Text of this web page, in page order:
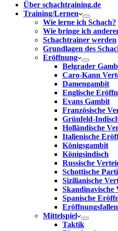
Über schachtraining.de
Training/Lernen
Wie lerne ich Schach?
Wie bringe ich
Schachtrainer werden
Grundlagen des
Eröffnung
Belgrader
Caro-Kann
Damengambit
Englische
Evans Gambit
Französische
Grünfeld-
Holländische
Italienische
Königsgambit
Königsindisch
Russische
Schottische
Sizilianische
Skandinavische
Spanische
Mittelspiel
Taktik